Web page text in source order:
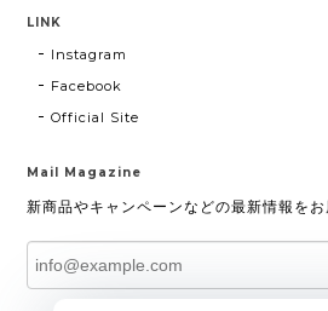
LINK
Instagram
Facebook
Official Site
Mail Magazine
新商品やキャンペーンなどの最新情報をお